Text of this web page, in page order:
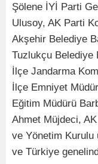
Şölene İYİ Parti
Ulusoy, AK Parti
Akşehir Belediye
Tuzlukçu Belediye
İlçe Jandarma
İlçe Emniyet
Eğitim Müdürü
Ahmet Müjdeci,
ve Yönetim Kurulu
ve Türkiye